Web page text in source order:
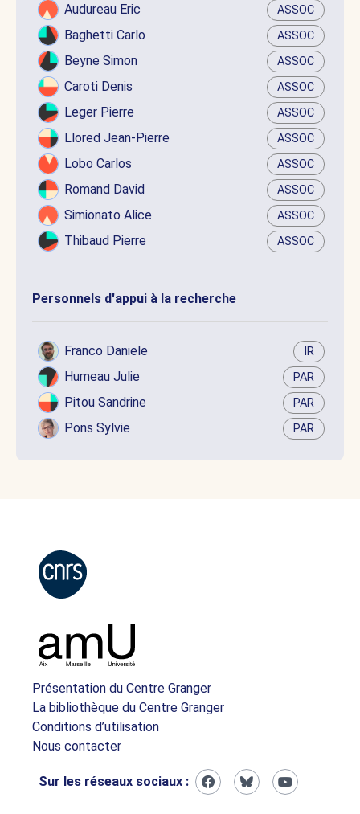
Audureau Eric ASSOC
Baghetti Carlo ASSOC
Beyne Simon ASSOC
Caroti Denis ASSOC
Leger Pierre ASSOC
Llored Jean-Pierre ASSOC
Lobo Carlos ASSOC
Romand David ASSOC
Simionato Alice ASSOC
Thibaud Pierre ASSOC
Personnels d'appui à la recherche
Franco Daniele IR
Humeau Julie PAR
Pitou Sandrine PAR
Pons Sylvie PAR
Présentation du Centre Granger
La bibliothèque du Centre Granger
Conditions d’utilisation
Nous contacter
Sur les réseaux sociaux :